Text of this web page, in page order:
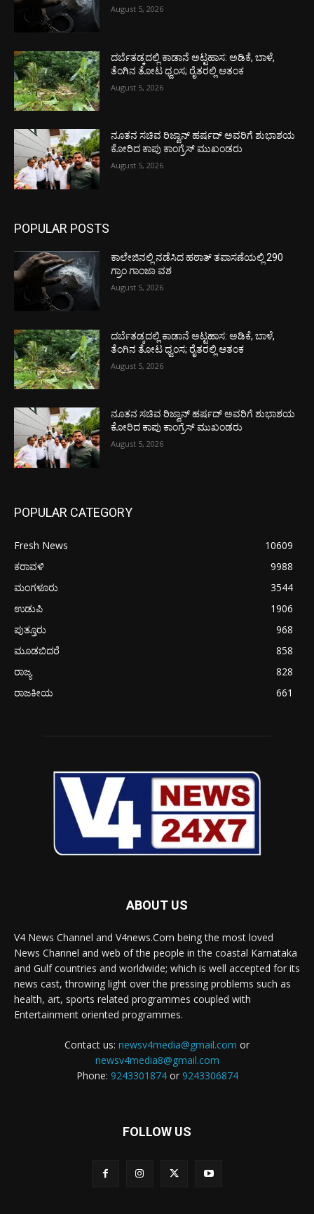
August 5, 2026
ದರ್ಬೆತಡ್ಕದಲ್ಲಿ ಕಾಡಾನೆ ಅಟ್ಟಹಾಸ: ಅಡಿಕೆ, ಬಾಳೆ,
ತೆಂಗಿನ ತೋಟ ಧ್ವಂಸ; ರೈತರಲ್ಲಿ ಆತಂಕ
August 5, 2026
ನೂತನ ಸಚಿವ ರಿಜ್ವಾನ್ ಹರ್ಷದ್ ಅವರಿಗೆ ಶುಭಾಶಯ
ಕೋರಿದ ಕಾಪು ಕಾಂಗ್ರೆಸ್ ಮುಖಂಡರು
August 5, 2026
POPULAR POSTS
ಕಾಲೇಜಿನಲ್ಲಿ ನಡೆಸಿದ ಹಠಾತ್ ತಪಾಸಣೆಯಲ್ಲಿ 290
ಗ್ರಾಂ ಗಾಂಜಾ ವಶ
August 5, 2026
ದರ್ಬೆತಡ್ಕದಲ್ಲಿ ಕಾಡಾನೆ ಅಟ್ಟಹಾಸ: ಅಡಿಕೆ, ಬಾಳೆ,
ತೆಂಗಿನ ತೋಟ ಧ್ವಂಸ; ರೈತರಲ್ಲಿ ಆತಂಕ
August 5, 2026
ನೂತನ ಸಚಿವ ರಿಜ್ವಾನ್ ಹರ್ಷದ್ ಅವರಿಗೆ ಶುಭಾಶಯ
ಕೋರಿದ ಕಾಪು ಕಾಂಗ್ರೆಸ್ ಮುಖಂಡರು
August 5, 2026
POPULAR CATEGORY
Fresh News
10609
ಕರಾವಳಿ
9988
ಮಂಗಳೂರು
3544
ಉಡುಪಿ
1906
ಪುತ್ತೂರು
968
ಮೂಡಬಿದರೆ
858
ರಾಜ್ಯ
828
ರಾಜಕೀಯ
661
ABOUT US
V4 News Channel and V4news.Com being the most loved
News Channel and web of the people in the coastal Karnataka
and Gulf countries and worldwide; which is well accepted for its
news cast, throwing light over the pressing problems such as
health, art, sports related programmes coupled with
Entertainment oriented programmes.
Contact us: newsv4media@gmail.com or
newsv4media8@gmail.com
Phone: 9243301874or 9243306874
FOLLOW US